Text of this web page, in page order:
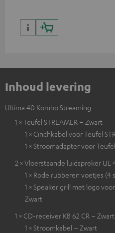
Inhoud levering
Ultima 40 Kombo Streaming
1 × Teufel STREAMER – Zwart
1 × Cinchkabel voor Teufel
1 × Stroomadapter voor
2 × Vloerstaande luidspreker UL
1 × Rode rubberen voetjes (4
1 × Speaker grill met logo
Zwart
1 × CD-receiver KB 62 CR – Zwart
1 × Stroomkabel – Zwart